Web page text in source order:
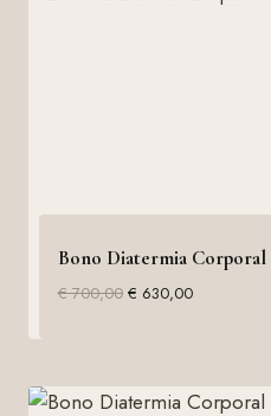
Bono Diatermia Corporal
€700,00 El
€ 700,00.
€ 630,00El
€ 630,00.